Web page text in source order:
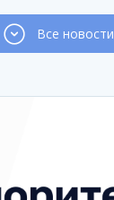
Все новости